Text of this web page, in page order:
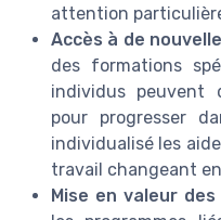
attention
Accès à de
des formations
individus peuvent
pour progresser
individualisé les
travail changeant
Mise en valeur